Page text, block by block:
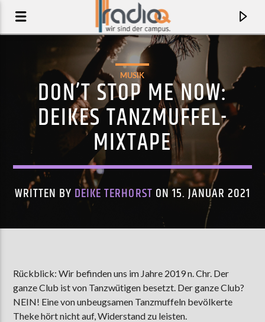
AKTUELLE SENDUNG
MUSIK
DON’T STOP ME NOW:
DEIKES TANZMUFFEL-
MIXTAPE
WRITTEN BY DEIKE TERHORST ON 15. JANUAR 2021
Rückblick: Wir befinden uns im Jahre 2019 n. Chr. Der
ganze Club ist von Tanzwütigen besetzt. Der ganze Club?
NEIN! Eine von unbeugsamen Tanzmuffeln bevölkerte
Theke hört nicht auf, Widerstand zu leisten.